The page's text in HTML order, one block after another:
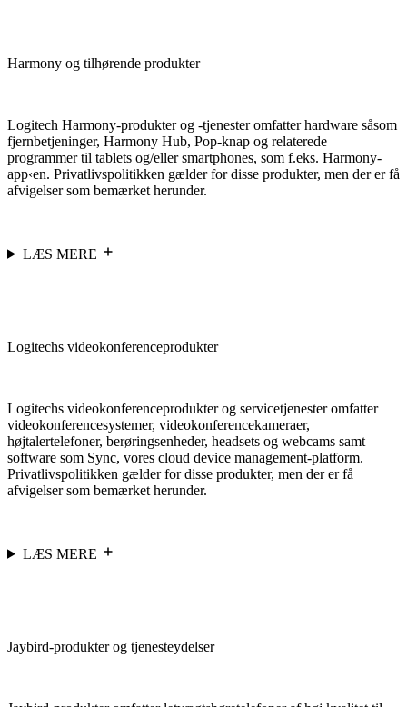
Harmony og tilhørende produkter
Logitech Harmony-produkter og -tjenester omfatter hardware såsom
fjernbetjeninger, Harmony Hub, Pop-knap og relaterede
programmer til tablets og/eller smartphones, som f.eks. Harmony-
app‹en. Privatlivspolitikken gælder for disse produkter, men der er få
afvigelser som bemærket herunder.
LÆS MERE
Logitechs videokonferenceprodukter
Logitechs videokonferenceprodukter og servicetjenester omfatter
videokonferencesystemer, videokonferencekameraer,
højtalertelefoner, berøringsenheder, headsets og webcams samt
software som Sync, vores cloud device management-platform.
Privatlivspolitikken gælder for disse produkter, men der er få
afvigelser som bemærket herunder.
LÆS MERE
Jaybird-produkter og tjenesteydelser